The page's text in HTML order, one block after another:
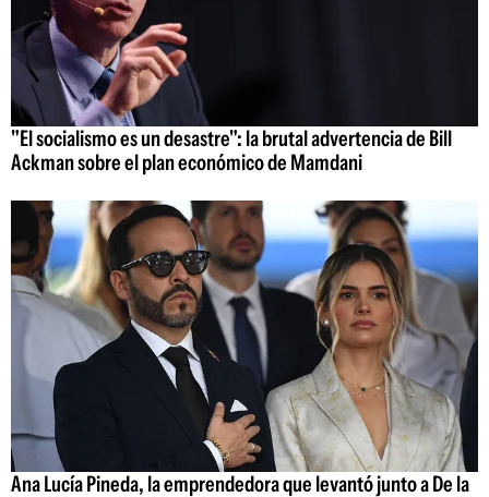
"El socialismo es un desastre": la brutal advertencia de Bill
Ackman sobre el plan económico de Mamdani
Ana Lucía Pineda, la emprendedora que levantó junto a De la